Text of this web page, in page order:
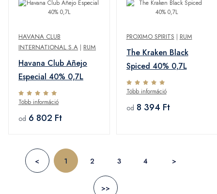
HAVANA CLUB
INTERNATIONAL S.A | RUM
Havana Club Añejo
Especial 40% 0,7L
Több információ
od 6 802 Ft
PROXIMO SPIRITS | RUM
The Kraken Black
Spiced 40% 0,7L
Több információ
od 8 394 Ft
< 1 2 3 4 >
>>